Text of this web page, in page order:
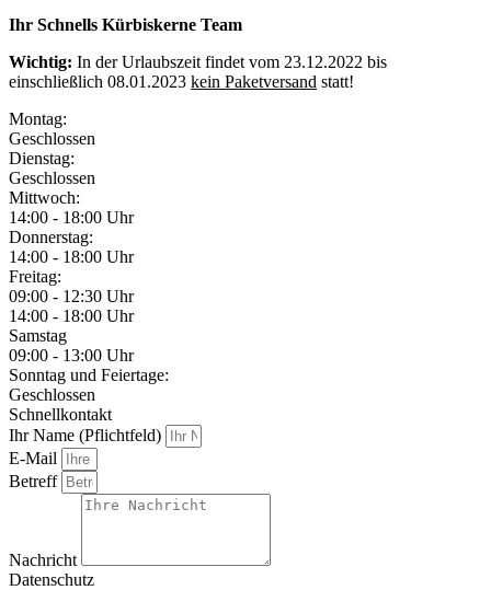
Ihr Schnells Kürbiskerne Team
Wichtig: In der Urlaubszeit findet vom 23.12.2022 bis
einschließlich 08.01.2023 kein Paketversand statt!
Montag:
Geschlossen
Dienstag:
Geschlossen
Mittwoch:
14:00 - 18:00 Uhr
Donnerstag:
14:00 - 18:00 Uhr
Freitag:
09:00 - 12:30 Uhr
14:00 - 18:00 Uhr
Samstag
09:00 - 13:00 Uhr
Sonntag und Feiertage:
Geschlossen
Schnellkontakt
Ihr Name (Pflichtfeld)
E-Mail
Betreff
Nachricht
Datenschutz